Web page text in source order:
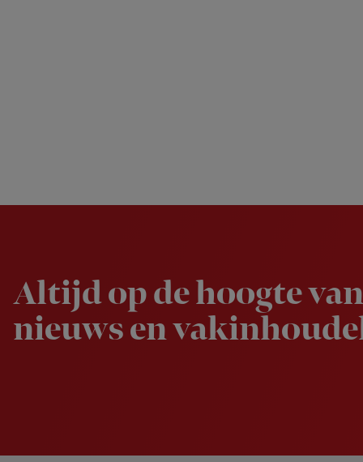
Altijd op de hoogte
nieuws en